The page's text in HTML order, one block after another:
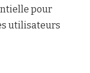
pour
utilisateurs